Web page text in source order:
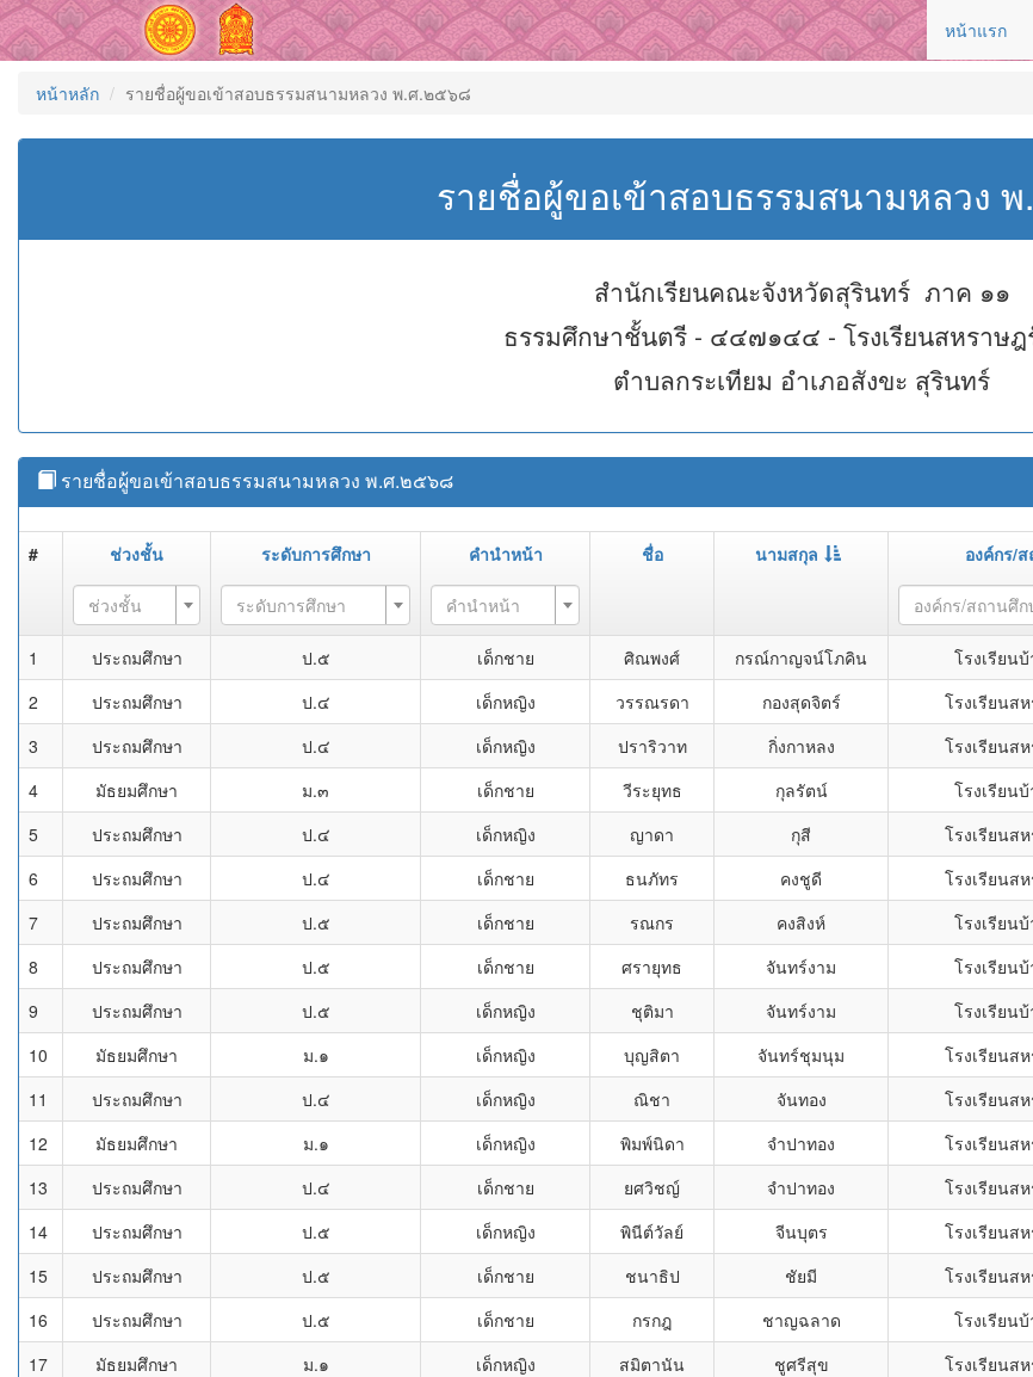
หน้าแรก
หน้าหลัก รายชื่อผู้ขอเข้าสอบธรรมสนามหลวง พ.ศ.๒๕๖๘
รายชื่อผู้ขอเข้าสอบธรรมสนามหลวง
สำนักเรียนคณะจังหวัดสุรินทร์ ภาค ๑๑
ธรรมศึกษาชั้นตรี - ๔๔๗๑๔๔ - โรงเรียนสหราษฎ
ตำบลกระเทียม อำเภอสังขะ สุรินทร์
รายชื่อผู้ขอเข้าสอบธรรมสนามหลวง พ.ศ.๒๕๖๘
# ช่วงชั้น ระดับการศึกษา คำนำหน้า ชื่อ นามสกุล องค์กร/
ช่วงชั้น ระดับการศึกษา คำนำหน้า องค์กร/สถานศึก
1 ประถมศึกษา ป.๕ เด็กชาย ศิณพงศ์ กรณ์กาญจน์โภคิน โรงเรียน
2
ประถมศึกษา ป.๔ เด็กหญิง วรรณรดา กองสุดจิตร์ โรงเรียนส
3
ประถมศึกษา ป.๔ เด็กหญิง ปราริวาท กิ่งกาหลง โรงเรียนส
4
มัธยมศึกษา ม.๓ เด็กชาย วีระยุทธ กุลรัตน์ โรงเรียน
5
ประถมศึกษา ป.๔ เด็กหญิง ญาดา กุสี โรงเรียนส
6
ประถมศึกษา ป.๔ เด็กชาย ธนภัทร คงชูดี โรงเรียนส
7
ประถมศึกษา ป.๕ เด็กชาย รณกร คงสิงห์ โรงเรียน
8
ประถมศึกษา ป.๕ เด็กชาย ศรายุทธ จันทร์งาม โรงเรียน
9
ประถมศึกษา ป.๕ เด็กหญิง ชุติมา จันทร์งาม โรงเรียน
10
มัธยมศึกษา ม.๑ เด็กหญิง บุญสิตา จันทร์ชุมนุม โรงเรียนส
11
ประถมศึกษา ป.๔ เด็กหญิง ณิชา จันทอง โรงเรียนส
12
มัธยมศึกษา ม.๑ เด็กหญิง พิมพ์นิดา จำปาทอง โรงเรียนส
13
ประถมศึกษา ป.๔ เด็กชาย ยศวิชญ์ จำปาทอง โรงเรียนส
14
ประถมศึกษา ป.๕ เด็กหญิง พินีต์วัลย์ จีนบุตร โรงเรียนส
15
ประถมศึกษา ป.๕ เด็กชาย ชนาธิป ชัยมี โรงเรียนส
16
ประถมศึกษา ป.๕ เด็กชาย กรกฎ ชาญฉลาด โรงเรียน
17
มัธยมศึกษา ม.๑ เด็กหญิง สมิตานัน ชูศรีสุข โรงเรียนส